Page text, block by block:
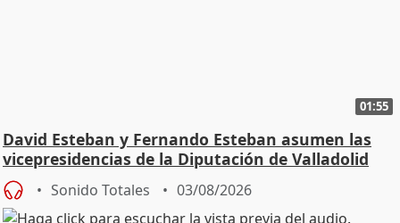
01:55
David Esteban y Fernando Esteban asumen las
vicepresidencias de la Diputación de Valladolid
Sonido Totales 03/08/2026